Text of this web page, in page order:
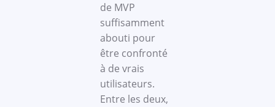
de MVP
suffisamment
abouti pour
être confronté
à de vrais
utilisateurs.
Entre les deux,